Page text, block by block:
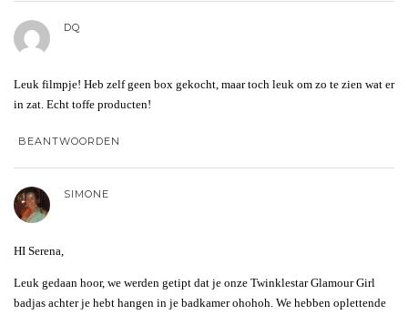
DQ
Leuk filmpje! Heb zelf geen box gekocht, maar toch leuk om zo te zien wat er
in zat. Echt toffe producten!
BEANTWOORDEN
SIMONE
HI Serena,
Leuk gedaan hoor, we werden getipt dat je onze Twinklestar Glamour Girl
badjas achter je hebt hangen in je badkamer ohohoh. We hebben oplettende